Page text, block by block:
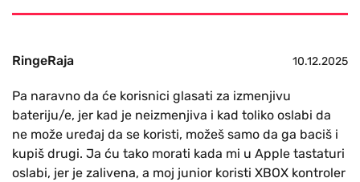
RingeRaja 10.12.2025
Pa naravno da će korisnici glasati za izmenjivu
bateriju/e, jer kad je neizmenjiva i kad toliko oslabi da
ne može uređaj da se koristi, možeš samo da ga baciš i
kupiš drugi. Ja ću tako morati kada mi u Apple tastaturi
oslabi, jer je zalivena, a moj junior koristi XBOX kontroler